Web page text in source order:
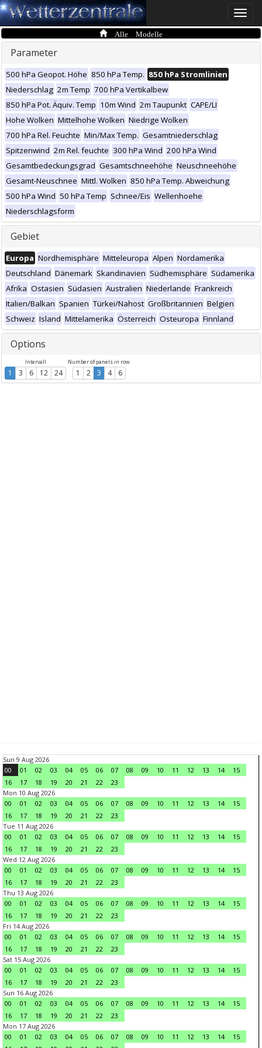
Toggle
Alle Modelle
Parameter
500 hPa Geopot. Höhe 850 hPa Temp. 850 hPa Stromlinien
Niederschlag 2m Temp 700 hPa Vertikalbew
850 hPa Pot. Äquiv. Temp 10m Wind 2m Taupunkt CAPE/LI
Hohe Wolken Mittelhohe Wolken Niedrige Wolken
700 hPa Rel. Feuchte Min/Max Temp. Gesamtniederschlag
Spitzenwind 2m Rel. feuchte 300 hPa Wind 200 hPa Wind
Gesamtbedeckungsgrad Gesamtschneehöhe Neuschneehöhe
Gesamt-Neuschnee Mittl. Wolken 850 hPa Temp. Abweichung
500 hPa Wind 50 hPa Temp Schnee/Eis Wellenhoehe
Niederschlagsform
Gebiet
Europa Nordhemisphäre Mitteleuropa Alpen Nordamerika
Deutschland Dänemark Skandinavien Südhemisphäre Südamerika
Afrika Ostasien Südasien Australien Niederlande Frankreich
Italien/Balkan Spanien Türkei/Nahost Großbritannien Belgien
Schweiz Island Mittelamerika Österreich Osteuropa Finnland
Options
Intervall
1 3 6 12 24
Number of panels in row
1 2 3 4 6
Sun 9 Aug 2026
00
01 02 03 04 05 06 07 08 09 10 11 12 13 14
15
16
17 18 19 20 21 22
23
Mon 10 Aug 2026
00
01 02 03 04 05 06 07 08 09 10 11 12 13 14
15
16
17 18 19 20 21 22
23
Tue 11 Aug 2026
00
01 02 03 04 05 06 07 08 09 10 11 12 13 14
15
16
17 18 19 20 21 22
23
Wed 12 Aug 2026
00
01 02 03 04 05 06 07 08 09 10 11 12 13 14
15
16
17 18 19 20 21 22
23
Thu 13 Aug 2026
00
01 02 03 04 05 06 07 08 09 10 11 12 13 14
15
16
17 18 19 20 21 22
23
Fri 14 Aug 2026
00
01 02 03 04 05 06 07 08 09 10 11 12 13 14
15
16
17 18 19 20 21 22
23
Sat 15 Aug 2026
00
01 02 03 04 05 06 07 08 09 10 11 12 13 14
15
16
17 18 19 20 21 22
23
Sun 16 Aug 2026
00
01 02 03 04 05 06 07 08 09 10 11 12 13 14
15
16
17 18 19 20 21 22
23
Mon 17 Aug 2026
00
01 02 03 04 05 06 07 08 09 10 11 12 13 14
15